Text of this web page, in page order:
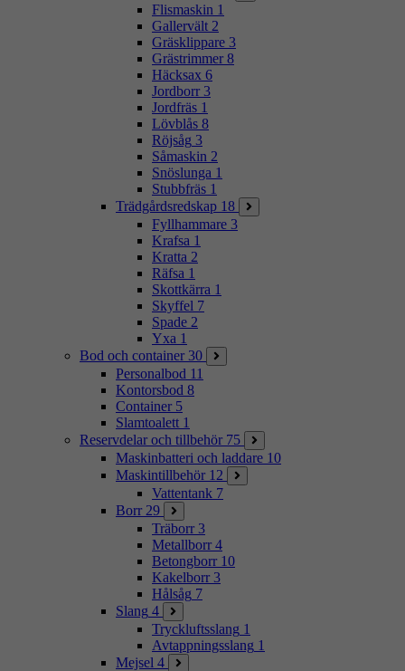
Flismaskin 1
Gallervält 2
Gräsklippare 3
Grästrimmer 8
Häcksax 6
Jordborr 3
Jordfräs 1
Lövblås 8
Röjsåg 3
Såmaskin 2
Snöslunga 1
Stubbfräs 1
Trädgårdsredskap 18
Fyllhammare 3
Krafsa 1
Kratta 2
Räfsa 1
Skottkärra 1
Skyffel 7
Spade 2
Yxa 1
Bod och container 30
Personalbod 11
Kontorsbod 8
Container 5
Slamtoalett 1
Reservdelar och tillbehör 75
Maskinbatteri och laddare 10
Maskintillbehör 12
Vattentank 7
Borr 29
Träborr 3
Metallborr 4
Betongborr 10
Kakelborr 3
Hålsåg 7
Slang 4
Tryckluftsslang 1
Avtappningsslang 1
Mejsel 4